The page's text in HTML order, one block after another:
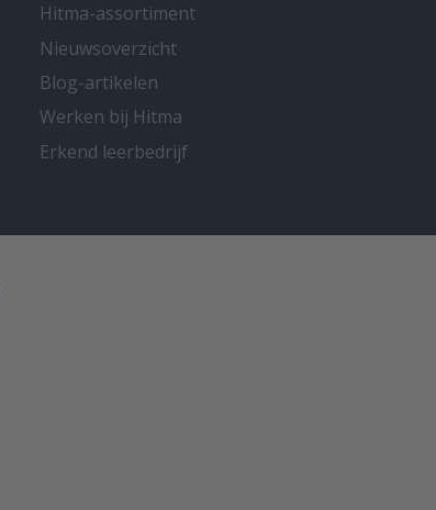
Hitma-assortiment
Nieuwsoverzicht
Blog-artikelen
Werken bij Hitma
Erkend leerbedrijf